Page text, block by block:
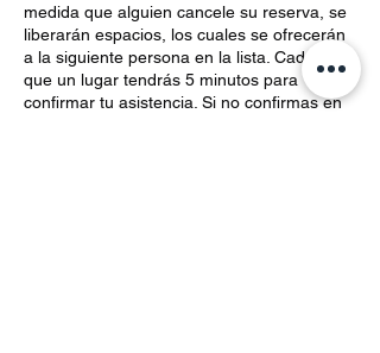
medida que alguien cancele su reserva, se
liberarán espacios, los cuales se ofrecerán
a la siguiente persona en la lista. Cada vez
que un lugar tendrás 5 minutos para
confirmar tu asistencia. Si no confirmas en